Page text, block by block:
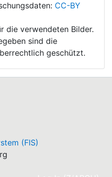
CC-BY
die verwendeten Bilder.
sind die
geschützt.
(FIS)